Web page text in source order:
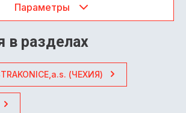
Параметры
в разделах
(ЧЕХИЯ)